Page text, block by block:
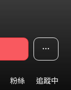
粉絲 追蹤中